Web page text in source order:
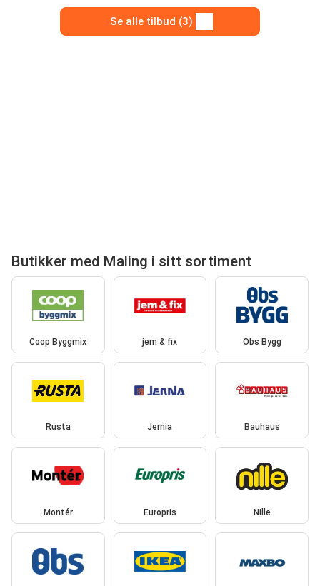
Se alle tilbud (3)
Butikker med Maling i sitt sortiment
Coop Byggmix jem & fix Obs Bygg
Rusta Jernia Bauhaus
Montér Europris Nille